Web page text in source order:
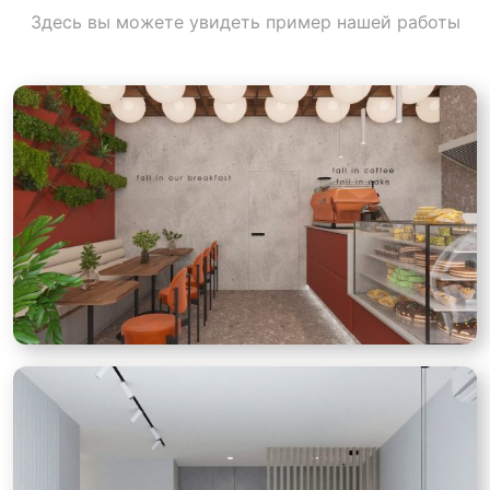
Здесь вы можете увидеть пример нашей работы